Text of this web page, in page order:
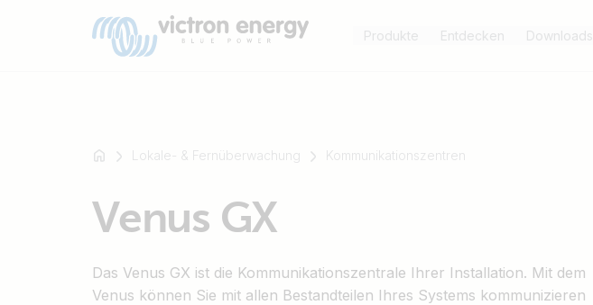
Produkte Entdecken Downloads
Lokale- & Fernüberwachung Kommunikationszentren
Venus GX
Das Venus GX ist die Kommunikationszentrale Ihrer Installation. Mit dem
Venus können Sie mit allen Bestandteilen Ihres Systems kommunizieren